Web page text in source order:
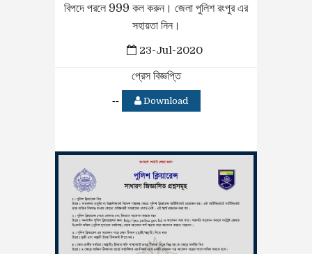
বিপদে পরলে 999 কল করুন। জেলা পুলিশ রংপুর এর
সহায়তা নিন।
23-Jul-2020
প্রেস বিজ্ঞপ্তি
-- Download